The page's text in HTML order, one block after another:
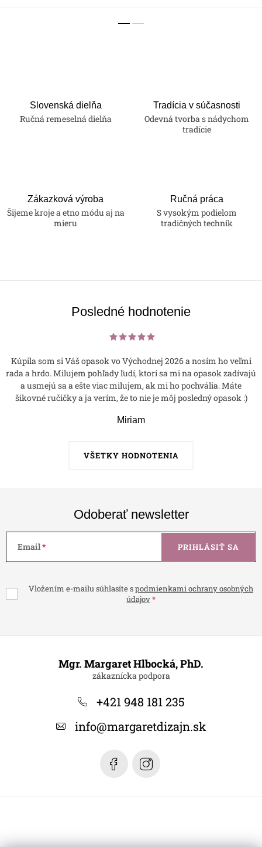
Slovenská dielňa
Ručná remeselná dielňa
Tradícia v súčasnosti
Odevná tvorba s nádychom
tradície
Zákazková výroba
Šijeme kroje a etno módu aj na
mieru
Ručná práca
S vysokým podielom
tradičných techník
Posledné hodnotenie
VŠETKY HODNOTENIA
Kúpila som si Váš opasok vo Východnej 2026 a nosím ho veľmi
rada a hrdo. Milujem pohľady ľudí, ktorí sa mi na opasok zadívajú
a usmejú sa a ešte viac milujem, ak mi ho pochvália. Máte
šikovné ručičky a ja verím, že to nie je môj posledný opasok :)
Miriam
Odoberať newsletter
Email
Vložením e-mailu súhlasíte spodmienkami ochrany osobných
údajov
PRIHLÁSIŤ SA
Mgr. Margaret Hlbocká, PhD.
+421 948 181 235
info@margaretdizajn.sk